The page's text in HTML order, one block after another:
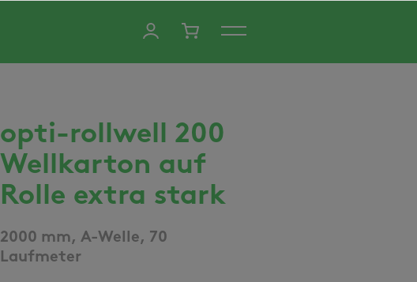
opti-rollwell 200
Wellkarton auf
Rolle extra stark
2000 mm, A-Welle, 70
Laufmeter